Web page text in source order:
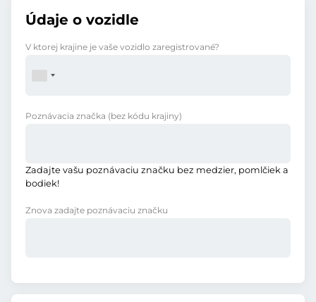
Údaje o vozidle
V ktorej krajine je vaše vozidlo zaregistrované?
Poznávacia značka (bez kódu krajiny)
Zadajte vašu poznávaciu značku bez medzier, pomlčiek a
bodiek!
Znova zadajte poznávaciu značku